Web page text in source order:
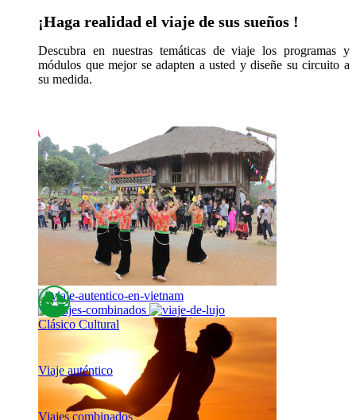
¡Haga realidad el viaje de sus sueños !
Descubra en nuestras temáticas de viaje los programas y
módulos que mejor se adapten a usted y diseñe su circuito a
su medida.
Clásico Cultural
Viaje auténtico
Viajes combinados